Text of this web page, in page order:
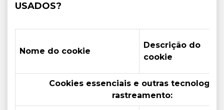
USADOS?
Nome do cookie
Descrição do
cookie
Cookies essenciais e outras tecnologias
rastreamento: